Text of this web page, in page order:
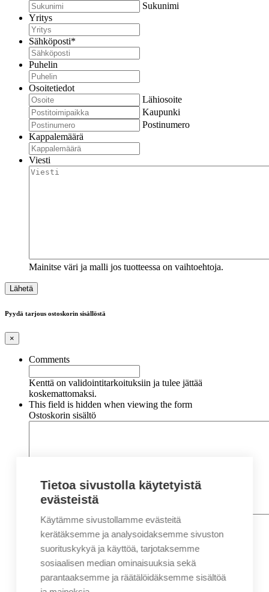
Sukunimi
Yritys
Sähköposti*
Puhelin
Osoitetiedot
Lähiosoite
Kaupunki
Postinumero
Kappalemäärä
Viesti
Mainitse väri ja malli jos tuotteessa on vaihtoehtoja.
Pyydä tarjous ostoskorin sisällöstä
×
Comments
Kenttä on validointitarkoituksiin ja tulee jättää
koskemattomaksi.
This field is hidden when viewing the form
Ostoskorin sisältö
Nimi*
Etunimi
Sukunimi
Sähköposti*
Tietoa sivustolla käytetyistä
evästeistä
Käytämme sivustollamme evästeitä
kerätäksemme ja analysoidaksemme sivuston
suorituskykyä ja käyttöä, tarjotaksemme
sosiaalisen median ominaisuuksia sekä
parantaaksemme ja räätälöidäksemme sisältöä